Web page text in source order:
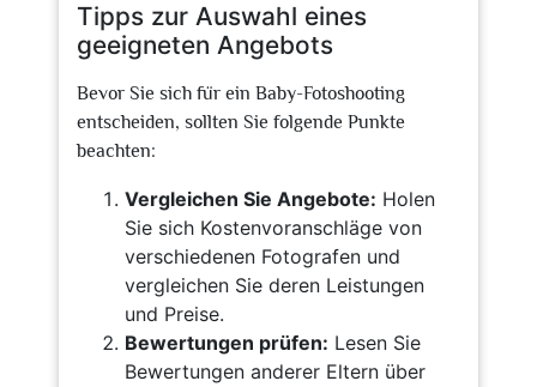
Tipps zur Auswahl eines
geeigneten Angebots
Bevor Sie sich für ein Baby-Fotoshooting
entscheiden, sollten Sie folgende Punkte
beachten:
Vergleichen Sie Angebote: Holen
Sie sich Kostenvoranschläge von
verschiedenen Fotografen und
vergleichen Sie deren Leistungen
und Preise.
Bewertungen prüfen: Lesen Sie
Bewertungen anderer Eltern über